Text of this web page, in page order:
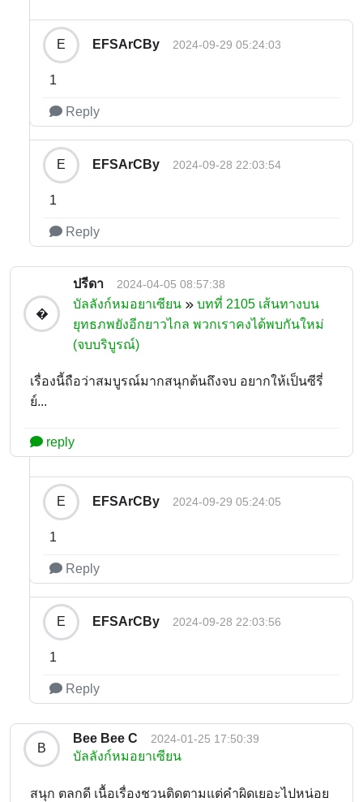
E EFSArCBy 2024-09-29 05:24:03
1
Reply
E EFSArCBy 2024-09-28 22:03:54
1
Reply
�
ปรีดา 2024-04-05 08:57:38
บัลลังก์หมอยาเซียน
บทที่ 2105 เส้นทางบน
ยุทธภพยังอีกยาวไกล พวกเราคงได้พบกันใหม่
(จบบริบูรณ์)
เรื่องนี้ถือว่าสมบูรณ์มากสนุกต้นถึงจบ อยากให้เป็นซีรี่
ย์...
reply
E EFSArCBy 2024-09-29 05:24:05
1
Reply
E EFSArCBy 2024-09-28 22:03:56
1
Reply
B
Bee Bee C 2024-01-25 17:50:39
บัลลังก์หมอยาเซียน
สนุก ตลกดี เนื้อเรื่องชวนติดตามแต่คำผิดเยอะไปหน่อย